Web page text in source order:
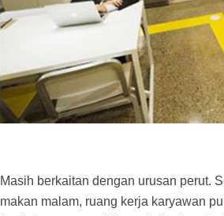
Masih berkaitan dengan urusan perut.
makan malam, ruang kerja karyawan